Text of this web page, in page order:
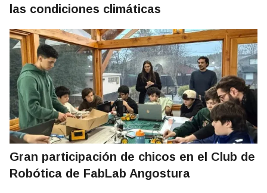
las condiciones climáticas
Gran participación de chicos en el Club de
Robótica de FabLab Angostura